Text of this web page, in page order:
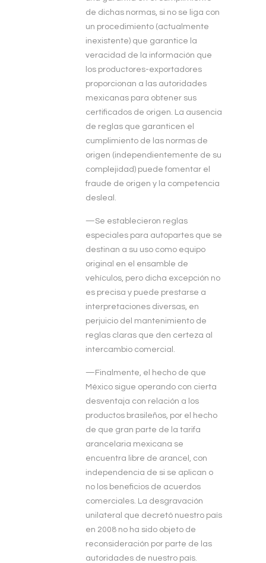
de dichas normas, si no se liga con
un procedimiento (actualmente
inexistente) que garantice la
veracidad de la información que
los productores-exportadores
proporcionan a las autoridades
mexicanas para obtener sus
certificados de origen. La ausencia
de reglas que garanticen el
cumplimiento de las normas de
origen (independientemente de su
complejidad) puede fomentar el
fraude de origen y la competencia
desleal.
—Se establecieron reglas
especiales para autopartes que se
destinan a su uso como equipo
original en el ensamble de
vehículos, pero dicha excepción no
es precisa y puede prestarse a
interpretaciones diversas, en
perjuicio del mantenimiento de
reglas claras que den certeza al
intercambio comercial.
—Finalmente, el hecho de que
México sigue operando con cierta
desventaja con relación a los
productos brasileños, por el hecho
de que gran parte de la tarifa
arancelaria mexicana se
encuentra libre de arancel, con
independencia de si se aplican o
no los beneficios de acuerdos
comerciales. La desgravación
unilateral que decretó nuestro país
en 2008 no ha sido objeto de
reconsideración por parte de las
autoridades de nuestro país.